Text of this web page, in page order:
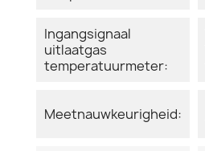
Ingangsignaal
uitlaatgas
temperatuurmeter:
Meetnauwkeurigheid: